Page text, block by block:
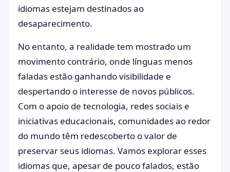
idiomas estejam destinados ao
desaparecimento.
No entanto, a realidade tem mostrado um
movimento contrário, onde línguas menos
faladas estão ganhando visibilidade e
despertando o interesse de novos públicos.
Com o apoio de tecnologia, redes sociais e
iniciativas educacionais, comunidades ao redor
do mundo têm redescoberto o valor de
preservar seus idiomas. Vamos explorar esses
idiomas que, apesar de pouco falados, estão